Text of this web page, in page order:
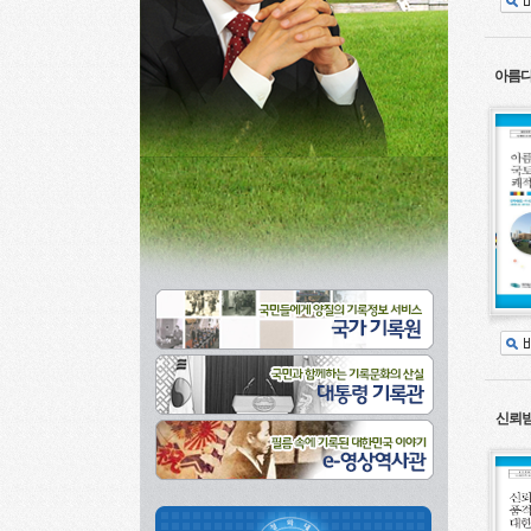
아름
신뢰